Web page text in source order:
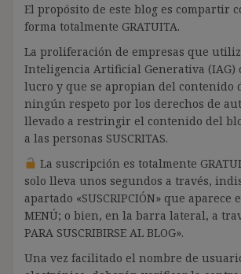
El propósito de este blog es compartir
forma totalmente GRATUITA.
La proliferación de empresas que
Inteligencia Artificial Generativa (IAG)
lucro y que se apropian del contenido
ningún respeto por los derechos de
llevado a restringir el contenido del
a las personas SUSCRITAS.
La suscripción es totalmente
solo lleva unos segundos a través,
apartado «SUSCRIPCIÓN» que aparece
MENÚ; o bien, en la barra lateral, a
PARA SUSCRIBIRSE AL BLOG».
Una vez facilitado el nombre de